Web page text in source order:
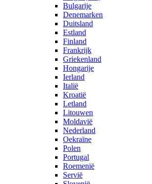
Bulgarije
Denemarken
Duitsland
Estland
Finland
Frankrijk
Griekenland
Hongarije
Ierland
Italië
Kroatië
Letland
Litouwen
Moldavië
Nederland
Oekraïne
Polen
Portugal
Roemenië
Servië